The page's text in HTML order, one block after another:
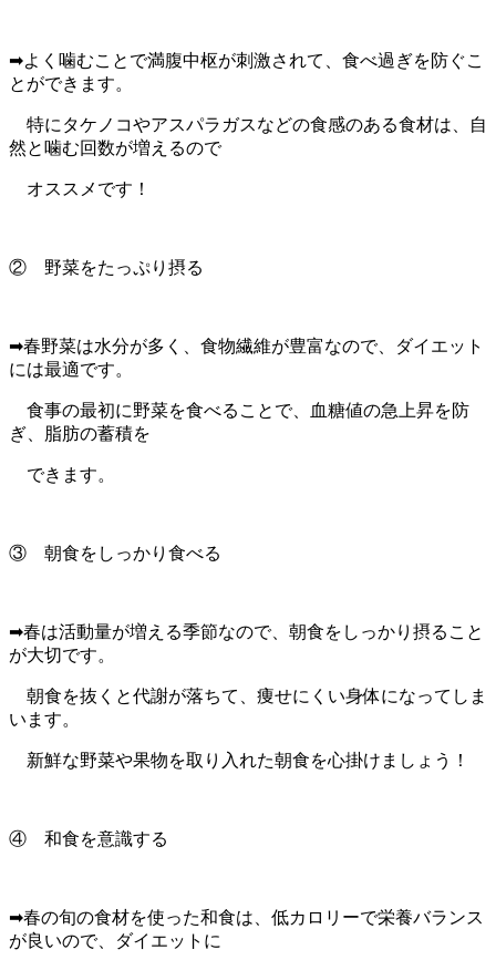
➡よく噛むことで満腹中枢が刺激されて、食べ過ぎを防ぐこ
とができます。
特にタケノコやアスパラガスなどの食感のある食材は、自
然と噛む回数が増えるので
オススメです！
② 野菜をたっぷり摂る
➡春野菜は水分が多く、食物繊維が豊富なので、ダイエット
には最適です。
食事の最初に野菜を食べることで、血糖値の急上昇を防
ぎ、脂肪の蓄積を
できます。
③ 朝食をしっかり食べる
➡春は活動量が増える季節なので、朝食をしっかり摂ること
が大切です。
朝食を抜くと代謝が落ちて、痩せにくい身体になってしま
います。
新鮮な野菜や果物を取り入れた朝食を心掛けましょう！
④ 和食を意識する
➡春の旬の食材を使った和食は、低カロリーで栄養バランス
が良いので、ダイエットに